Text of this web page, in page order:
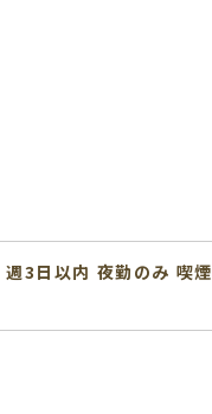
週3日以内 夜勤のみ 喫煙